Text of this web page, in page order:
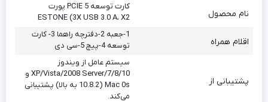
نام محصول
کارت توسعه PCIE 5 پورت
ESTONE (3X USB 3.0 A، X2
اقلام همراه
1-جعبه 2-دفترچه راهما 3- کارت
توسعه 4-پیچ 5-سی دی
پشتیبانی از
سیستم عامل از ویندوز
XP/Vista/2008 Server/7/8/10 و
Mac 0s (10.8.2 به بالا) پشتیبانی
می‌کند.